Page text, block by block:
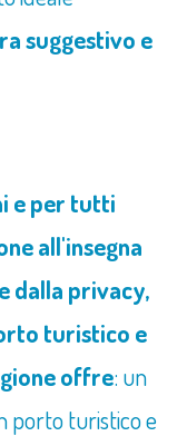
suggestivo e
e per tutti
all'insegna
dalla privacy,
turistico e
offre: un
porto turistico e